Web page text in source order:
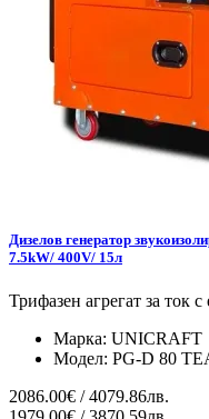
Дизелов генератор
7.5kW/ 400V/ 15л
Трифазен агрегат за ток
Марка: UNICRAFT
Модел: PG-D 80
2086.00€ / 4079.86лв.